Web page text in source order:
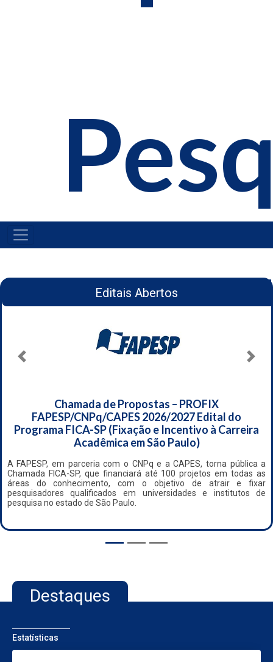
MAIN
NAVIGATION
Editais Abertos
Chamada de Propostas – PROFIX
FAPESP/CNPq/CAPES 2026/2027 Edital do
Programa FICA-SP (Fixação e Incentivo à Carreira
Acadêmica em São Paulo)
A FAPESP, em parceria com o CNPq e a CAPES, torna pública a
Chamada FICA-SP, que financiará até 100 projetos em todas as
áreas do conhecimento, com o objetivo de atrair e fixar
pesquisadores qualificados em universidades e institutos de
pesquisa no estado de São Paulo.
Previous Next
Destaques
Estatísticas